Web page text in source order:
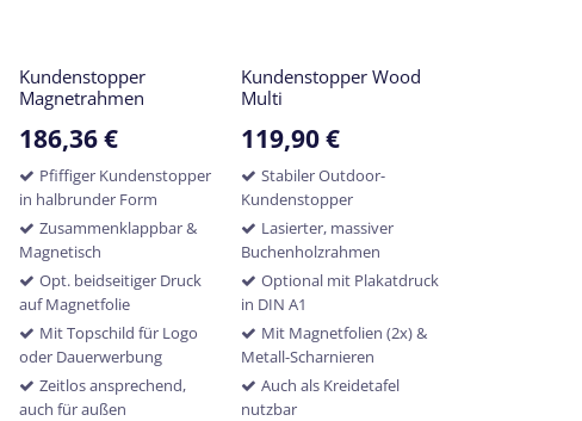
Kundenstopper
Magnetrahmen
186,36€
Pfiffiger Kundenstopper
in halbrunder Form
Zusammenklappbar &
Magnetisch
Opt. beidseitiger Druck
auf Magnetfolie
Mit Topschild für Logo
oder Dauerwerbung
Zeitlos ansprechend,
auch für außen
Kundenstopper Wood
Multi
119,90€
Stabiler Outdoor-
Kundenstopper
Lasierter, massiver
Buchenholzrahmen
Optional mit Plakatdruck
in DIN A1
Mit Magnetfolien (2x) &
Metall-Scharnieren
Auch als Kreidetafel
nutzbar